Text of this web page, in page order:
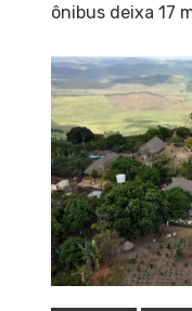
ônibus deixa 17